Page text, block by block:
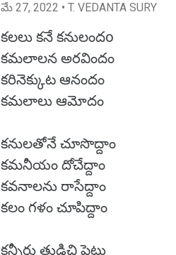
మే 27, 2022 • T. VEDANTA SURY
కలలు కనే కనులందo
కమలాలన అరవిందం
కరినెక్కుట ఆనందం
కమలాలు ఆమోదం
కనులతోనే చూసొద్దాం
కమనీయం దోచేద్దాం
కవనాలను రాసేద్దాం
కలం గళం చూపిద్దాం
కన్నీరు తుడిచి పెట్టు